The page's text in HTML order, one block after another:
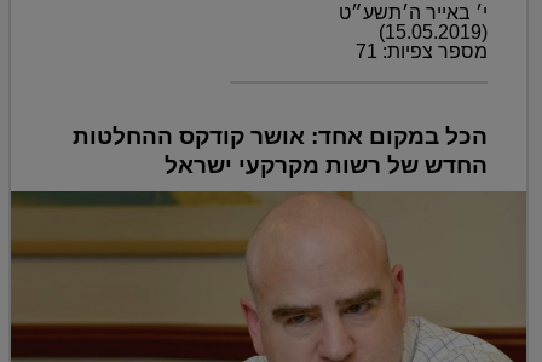
י׳ באייר ה׳תשע״ט
(15.05.2019)
מספר צפיות: 71
הכל במקום אחד: אושר קודקס ההחלטות
החדש של רשות מקרקעי ישראל